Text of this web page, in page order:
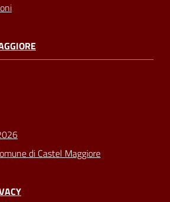
di Castel Maggiore